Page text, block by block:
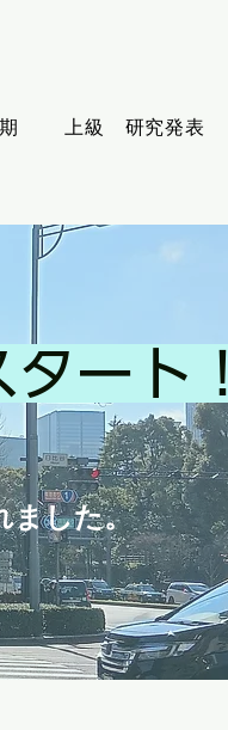
上級 研究発表
ート！
ました。